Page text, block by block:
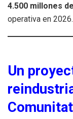
4.500 millones
operativa en 2026.
Un